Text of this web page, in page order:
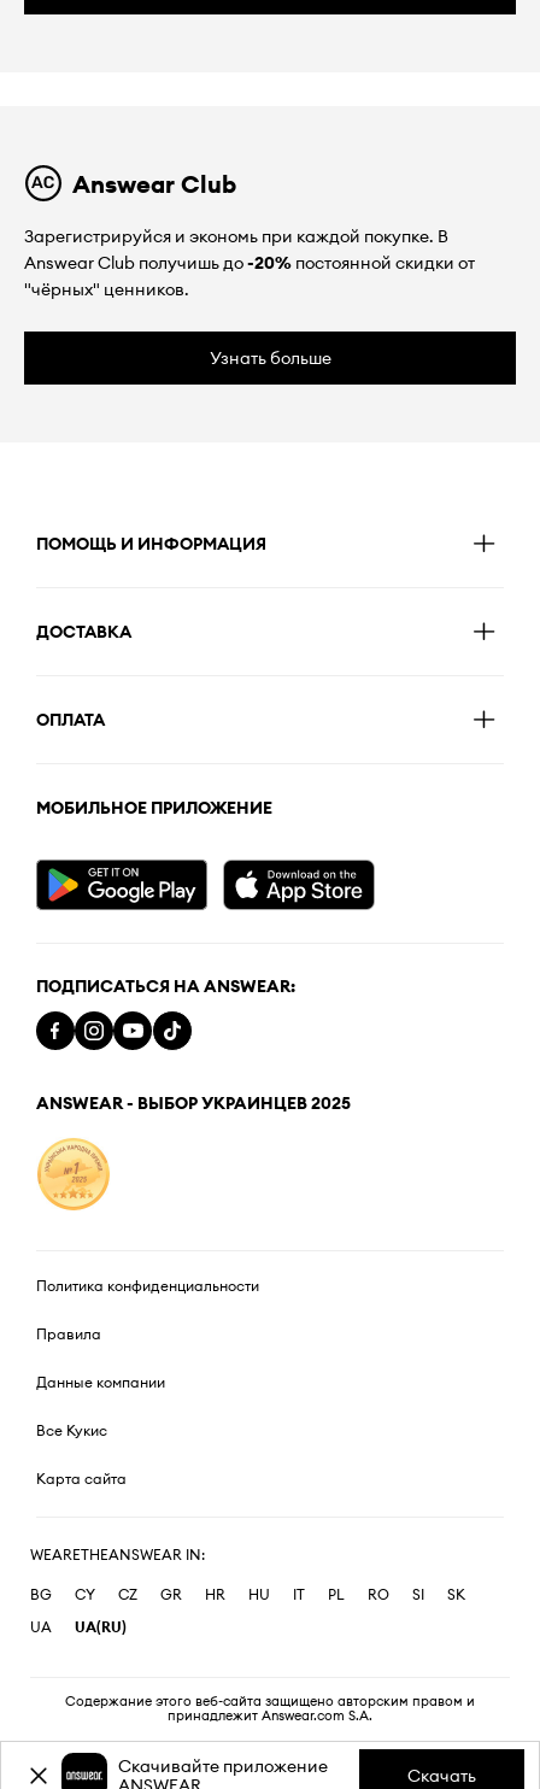
Answear Club
Зарегистрируйся и экономь при каждой покупке. В
Answear Club получишь до-20% постоянной скидки от
"чёрных" ценников.
Узнать больше
ПОМОЩЬ И ИНФОРМАЦИЯ
ДОСТАВКА
ОПЛАТА
МОБИЛЬНОЕ ПРИЛОЖЕНИЕ
ПОДПИСАТЬСЯ НА ANSWEAR:
ANSWEAR - ВЫБОР УКРАИНЦЕВ 2025
Политика конфиденциальности
Правила
Данные компании
Все Кукис
Карта сайта
WEARETHEANSWEAR IN:
BG CY CZ GR HR HU IT PL RO SI
SK
UA
UA(RU)
Содержание этого веб-сайта защищено авторским правом и
принадлежит Answear.com S.A.
Скачивайте приложение
Скачать